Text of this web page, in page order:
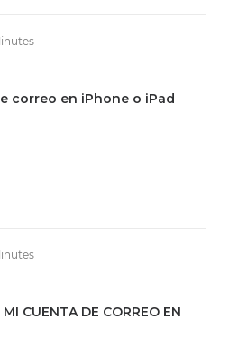
correo en iPhone o iPad
CUENTA DE CORREO EN